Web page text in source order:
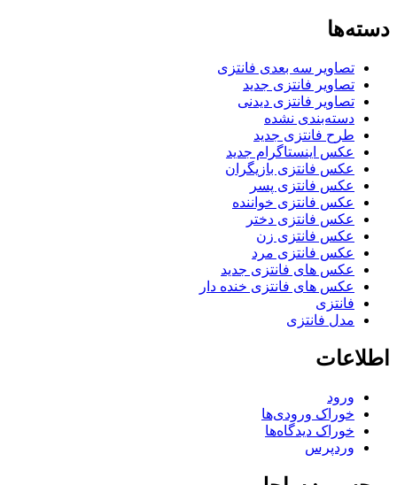
دسته‌ها
تصاویر سه بعدی فانتزی
تصاویر فانتزی جدید
تصاویر فانتزی دیدنی
دسته‌بندی نشده
طرح فانتزی جدید
عکس اینستاگرام جدید
عکس فانتزی بازیگران
عکس فانتزی پسر
عکس فانتزی خواننده
عکس فانتزی دختر
عکس فانتزی زن
عکس فانتزی مرد
عکس های فانتزی جدید
عکس های فانتزی خنده دار
فانتزی
مدل فانتزی
اطلاعات
ورود
خوراک ورودی‌ها
خوراک دیدگاه‌ها
وردپرس